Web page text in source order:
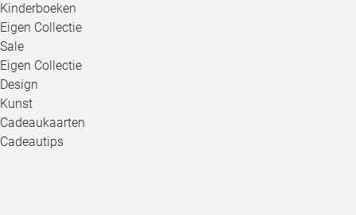
Kinderboeken
Eigen Collectie
Sale
Eigen Collectie
Design
Kunst
Cadeaukaarten
Cadeautips